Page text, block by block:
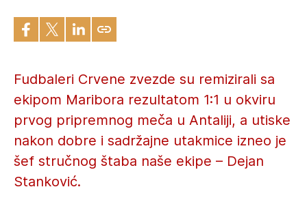
Fudbaleri Crvene zvezde su remizirali sa
ekipom Maribora rezultatom 1:1 u okviru
prvog pripremnog meča u Antaliji, a utiske
nakon dobre i sadržajne utakmice izneo je
šef stručnog štaba naše ekipe – Dejan
Stanković.